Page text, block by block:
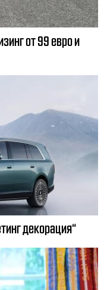
от 99 евро и
декорация“